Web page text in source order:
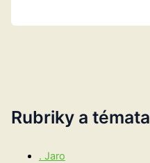
Rubriky a témata
. Jaro
do